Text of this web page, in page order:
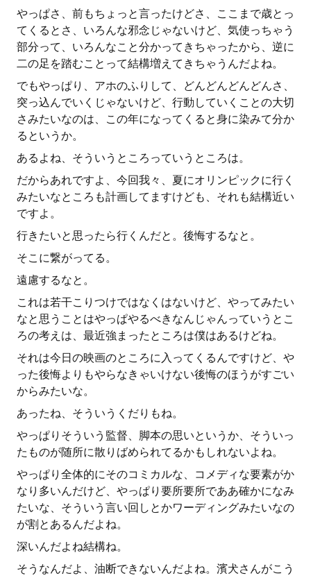
やっぱさ、前もちょっと言ったけどさ、ここまで歳とっ
てくるとさ、いろんな邪念じゃないけど、気使っちゃう
部分って、いろんなこと分かってきちゃったから、逆に
二の足を踏むことって結構増えてきちゃうんだよね。
でもやっぱり、アホのふりして、どんどんどんどんさ、
突っ込んでいくじゃないけど、行動していくことの大切
さみたいなのは、この年になってくると身に染みて分か
るというか。
あるよね、そういうところっていうところは。
だからあれですよ、今回我々、夏にオリンピックに行く
みたいなところも計画してますけども、それも結構近い
ですよ。
行きたいと思ったら行くんだと。後悔するなと。
そこに繋がってる。
遠慮するなと。
これは若干こりつけではなくはないけど、やってみたい
なと思うことはやっぱやるべきなんじゃんっていうとこ
ろの考えは、最近強まったところは僕はあるけどね。
それは今日の映画のところに入ってくるんですけど、や
った後悔よりもやらなきゃいけない後悔のほうがすごい
からみたいな。
あったね、そういうくだりもね。
やっぱりそういう監督、脚本の思いというか、そういっ
たものが随所に散りばめられてるかもしれないよね。
やっぱり全体的にそのコミカルな、コメディな要素がか
なり多いんだけど、やっぱり要所要所でああ確かになみ
たいな、そういう言い回しとかワーディングみたいなの
が割とあるんだよね。
深いんだよね結構ね。
そうなんだよ、油断できないんだよね。濱犬さんがこう